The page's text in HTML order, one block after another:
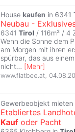
House kaufen in 6341
Neubau -
6341 Tirol / 116m² / 4
Wenn die Sonne dem
am Morgen mit ihren
spürbar, das aus
nicht... [Mehr]
www.flatbee.at
Gewerbeobjekt
Etabliertes
Kauf oder Pacht